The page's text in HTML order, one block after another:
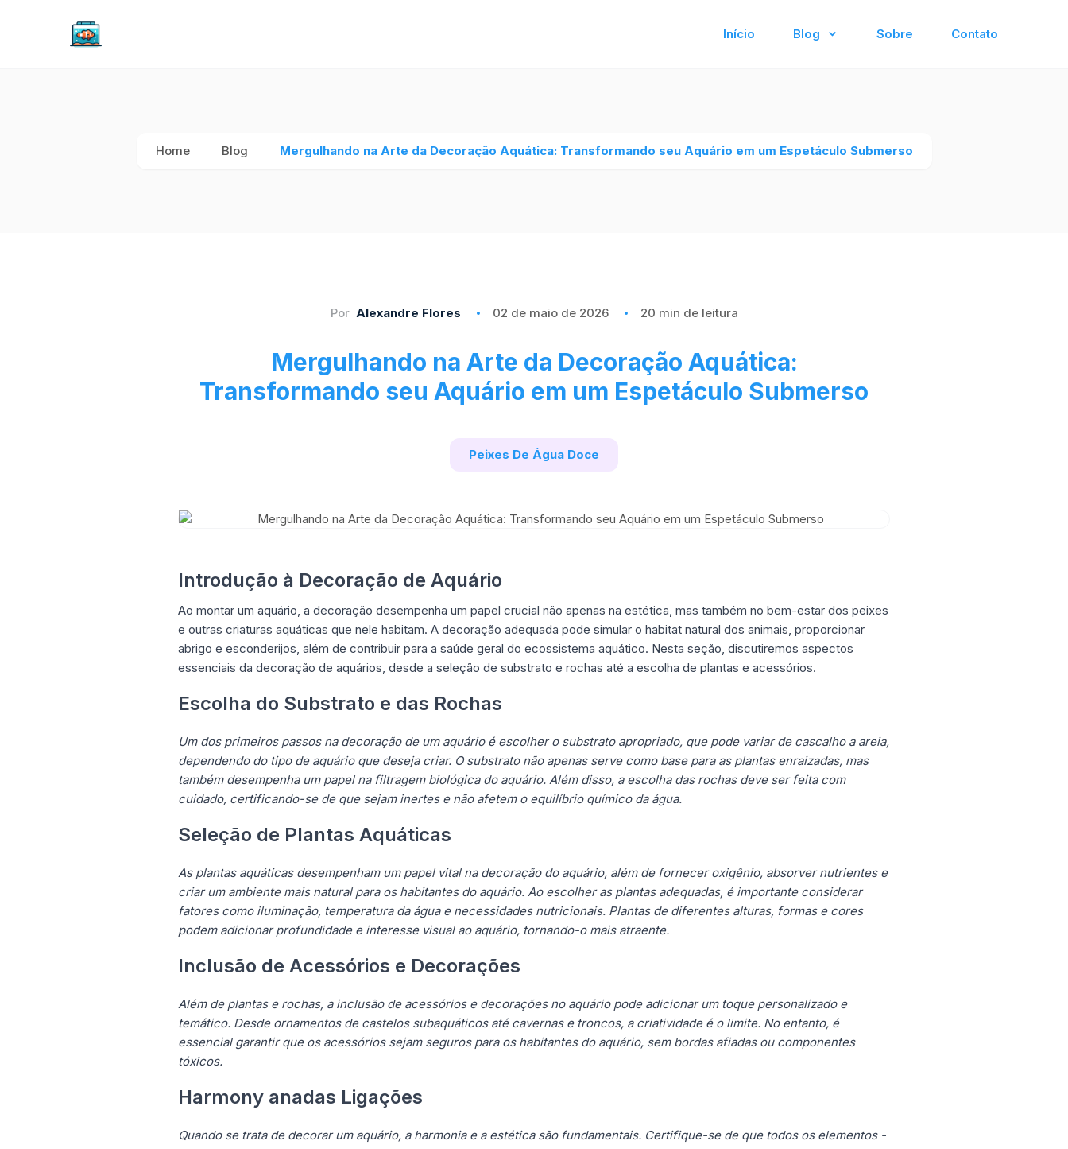
Início Blog Sobre Contato
Home Blog Mergulhando na Arte da Decoração Aquática: Transformando seu Aquário em um Espetáculo Submerso
Por Alexandre Flores 02 de maio de 2026 20 min de leitura
Mergulhando na Arte da Decoração Aquática:
Transformando seu Aquário em um Espetáculo Submerso
Peixes De Água Doce
Introdução à Decoração de Aquário
Ao montar um aquário, a decoração desempenha um papel crucial não apenas na estética, mas também no bem-estar dos peixes
e outras criaturas aquáticas que nele habitam. A decoração adequada pode simular o habitat natural dos animais, proporcionar
abrigo e esconderijos, além de contribuir para a saúde geral do ecossistema aquático. Nesta seção, discutiremos aspectos
essenciais da decoração de aquários, desde a seleção de substrato e rochas até a escolha de plantas e acessórios.
Escolha do Substrato e das Rochas
Um dos primeiros passos na decoração de um aquário é escolher o substrato apropriado, que pode variar de cascalho a areia,
dependendo do tipo de aquário que deseja criar. O substrato não apenas serve como base para as plantas enraizadas, mas
também desempenha um papel na filtragem biológica do aquário. Além disso, a escolha das rochas deve ser feita com
cuidado, certificando-se de que sejam inertes e não afetem o equilíbrio químico da água.
Seleção de Plantas Aquáticas
As plantas aquáticas desempenham um papel vital na decoração do aquário, além de fornecer oxigênio, absorver nutrientes e
criar um ambiente mais natural para os habitantes do aquário. Ao escolher as plantas adequadas, é importante considerar
fatores como iluminação, temperatura da água e necessidades nutricionais. Plantas de diferentes alturas, formas e cores
podem adicionar profundidade e interesse visual ao aquário, tornando-o mais atraente.
Inclusão de Acessórios e Decorações
Além de plantas e rochas, a inclusão de acessórios e decorações no aquário pode adicionar um toque personalizado e
temático. Desde ornamentos de castelos subaquáticos até cavernas e troncos, a criatividade é o limite. No entanto, é
essencial garantir que os acessórios sejam seguros para os habitantes do aquário, sem bordas afiadas ou componentes
tóxicos.
Harmony anadas Ligações
Quando se trata de decorar um aquário, a harmonia e a estética são fundamentais. Certifique-se de que todos os elementos -